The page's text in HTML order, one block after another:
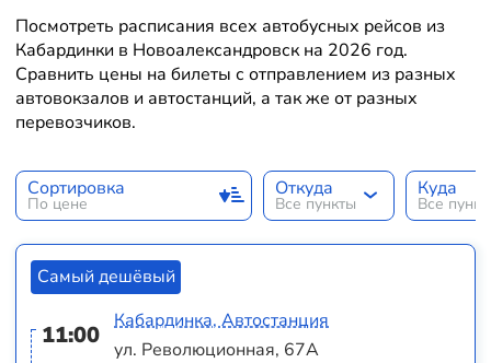
Посмотреть расписания всех автобусных рейсов из
Кабардинки в Новоалександровск на 2026 год.
Сравнить цены на билеты с отправлением из разных
автовокзалов и автостанций, а так же от разных
перевозчиков.
Сортировка
По цене
Откуда
Все пункты
Куда
Все
Самый дешёвый
11:00
Кабардинка, Автостанция
ул. Революционная, 67А